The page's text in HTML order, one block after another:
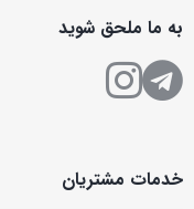
به ما ملحق شوید
خدمات مشتریان